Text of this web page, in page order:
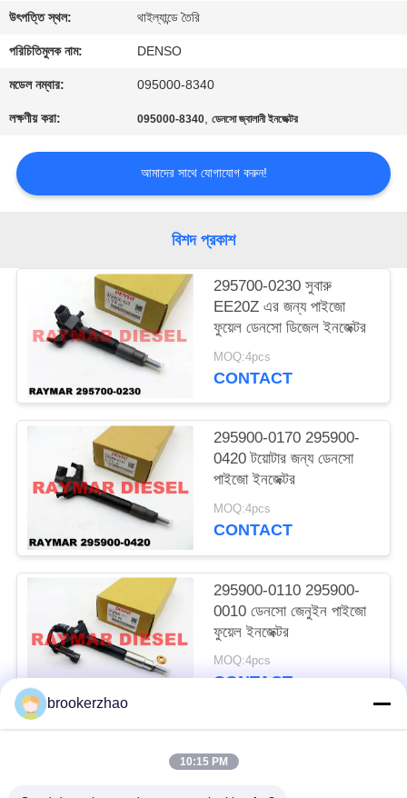
যোগাযোগ
করুন
উদ্ধৃতির
জন্য
আবেদন
সাইট
PRIVACY
POLICY
উৎপত্তি স্থল: থাইল্যান্ডে তৈরি
পরিচিতিমুলক নাম: DENSO
মডেল নম্বার: 095000-8340
লক্ষণীয় করা: 095000-8340,ডেনসো জ্বালানী ইনজেক্টর
আমাদের সাথে যোগাযোগ করুন!
বিশদ প্রকাশ
295700-0230 সুবারু
EE20Z এর জন্য পাইজো
ফুয়েল ডেনসো ডিজেল ইনজেক্টর
MOQ:4pcs
CONTACT
295900-0170 295900-
0420 টয়োটার জন্য ডেনসো
পাইজো ইনজেক্টর
MOQ:4pcs
CONTACT
295900-0110 295900-
0010 ডেনসো জেনুইন পাইজো
ফুয়েল ইনজেক্টর
MOQ:4pcs
CONTACT
brookerzhao
10:15 PM